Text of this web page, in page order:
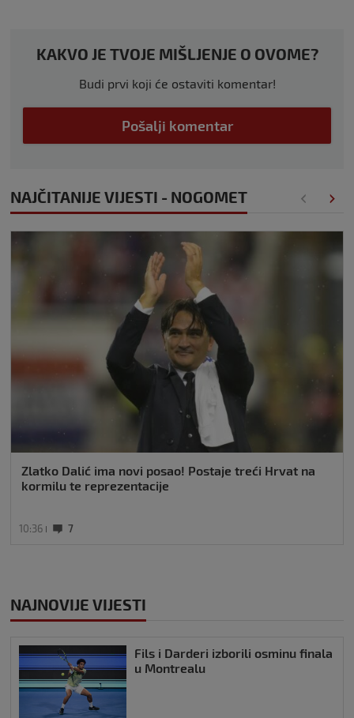
KAKVO JE TVOJE MIŠLJENJE O OVOME?
Budi prvi koji će ostaviti komentar!
Pošalji komentar
NAJČITANIJE VIJESTI - NOGOMET
Zlatko Dalić ima novi posao! Postaje treći Hrvat na
kormilu te reprezentacije
10:36 7
NAJNOVIJE VIJESTI
Fils i Darderi izborili osminu finala
u Montrealu